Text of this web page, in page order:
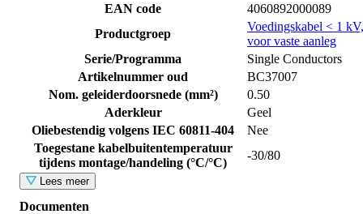
EAN code
4060892000089
Productgroep
Voedingskabel < 1 kV,
voor vaste aanleg
Serie/Programma
Single Conductors
Artikelnummer oud
BC37007
Nom. geleiderdoorsnede (mm²)
0.50
Aderkleur
Geel
Oliebestendig volgens IEC 60811-404
Nee
Toegestane kabelbuitentemperatuur
tijdens montage/handeling (°C/°C)
-30/80
Lees meer
Documenten